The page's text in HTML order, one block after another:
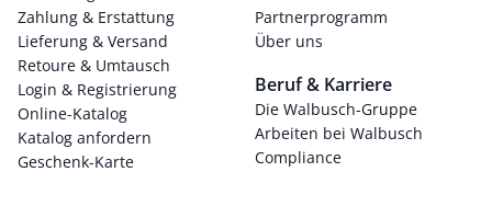
Zahlung & Erstattung
Lieferung & Versand
Retoure & Umtausch
Login & Registrierung
Online-Katalog
Katalog anfordern
Geschenk-Karte
Partnerprogramm
Über uns
Beruf & Karriere
Die Walbusch-Gruppe
Arbeiten bei Walbusch
Compliance